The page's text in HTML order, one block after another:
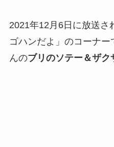
2021年12月6日に放送さ
ゴハンだよ」のコーナー
んのブリのソテー＆ザク